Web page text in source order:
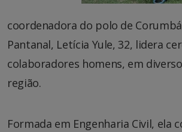
coordenadora do polo de
Pantanal, Letícia Yule, 32, lidera
colaboradores homens, em
região.
Formada em Engenharia Civil, ela